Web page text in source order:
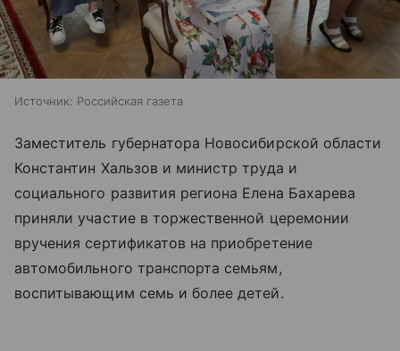
Источник: Российская газета
Заместитель губернатора Новосибирской области
Константин Хальзов и министр труда и
социального развития региона Елена Бахарева
приняли участие в торжественной церемонии
вручения сертификатов на приобретение
автомобильного транспорта семьям,
воспитывающим семь и более детей.